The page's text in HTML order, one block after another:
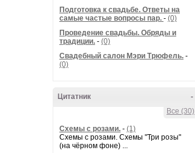
Подготовка к свадьбе. Ответы на
самые частые вопросы пар. - (0)
Проведение свадьбы. Обряды и
традиции. - (0)
Свадебный салон Мэри Трюфель. -
(0)
-
Цитатник
Все (30)
Схемы с розами. - (1)
Схемы с розами. Схемы "Три розы"
(на чёрном фоне) ...